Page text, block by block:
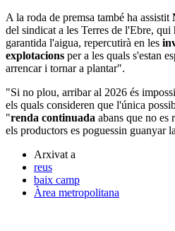
A la roda de premsa també ha assistit
del sindicat a les Terres de l'Ebre,
garantida l'aigua, repercutirà en les
explotacions per a les quals s'estan
arrencar i tornar a plantar".
"Si no plou, arribar al 2026 és
els quals consideren que l'única
"renda continuada abans que no es
els productors es poguessin guanyar
Arxivat a
reus
baix camp
Àrea metropolitana